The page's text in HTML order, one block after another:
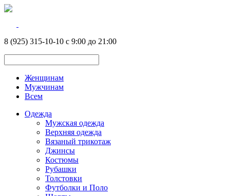
8 (925) 315-10-10 с 9:00 до 21:00
Женщинам
Мужчинам
Всем
Одежда
Мужская одежда
Верхняя одежда
Вязаный трикотаж
Джинсы
Костюмы
Рубашки
Толстовки
Футболки и Поло